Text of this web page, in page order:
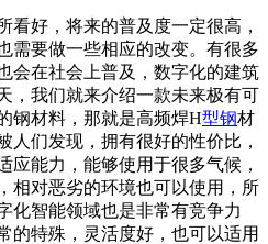
看好，将来的普及度一定很高，
需要做一些相应的改变。有很多
会在社会上普及，数字化的建筑
，我们就来介绍一款未来极有可
钢材料，那就是高频焊H型钢材
人们发现，拥有很好的性价比，
应能力，能够使用于很多气候，
相对恶劣的环境也可以使用，所
化智能领域也是非常有竞争力
的特殊，灵活度好，也可以适用